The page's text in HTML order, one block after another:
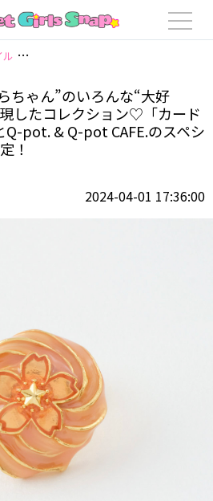
ル 【写真 48/88】“さくらちゃん”のいろん
ちゃん”のいろんな“大好
したコレクション♡「カード
Q-pot. & Q-pot CAFE.のスペシ
！
2024-04-01 17:36:00